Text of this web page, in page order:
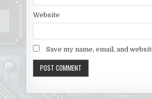
Website
Save my name, email, and